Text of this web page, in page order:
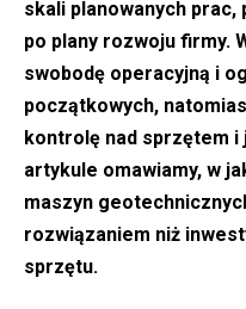
skali planowanych prac,
po plany rozwoju firmy.
swobodę operacyjną i
początkowych,
kontrolę nad sprzętem i
artykule omawiamy, w
maszyn
rozwiązaniem niż
sprzętu.